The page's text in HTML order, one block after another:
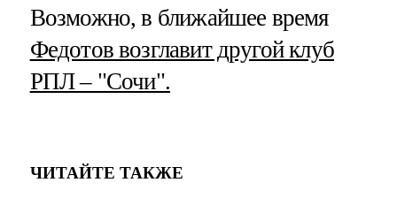
Возможно, в ближайшее время
Федотов возглавит другой клуб
РПЛ – "Сочи".
ЧИТАЙТЕ ТАКЖЕ